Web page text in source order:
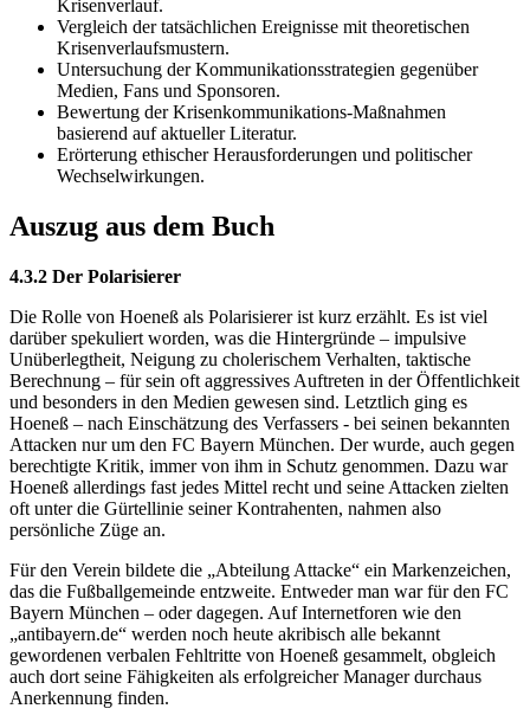
Krisenverlauf.
Vergleich der tatsächlichen Ereignisse mit theoretischen
Krisenverlaufsmustern.
Untersuchung der Kommunikationsstrategien gegenüber
Medien, Fans und Sponsoren.
Bewertung der Krisenkommunikations-Maßnahmen
basierend auf aktueller Literatur.
Erörterung ethischer Herausforderungen und politischer
Wechselwirkungen.
Auszug aus dem Buch
4.3.2 Der Polarisierer
Die Rolle von Hoeneß als Polarisierer ist kurz erzählt. Es ist viel
darüber spekuliert worden, was die Hintergründe – impulsive
Unüberlegtheit, Neigung zu cholerischem Verhalten, taktische
Berechnung – für sein oft aggressives Auftreten in der Öffentlichkeit
und besonders in den Medien gewesen sind. Letztlich ging es
Hoeneß – nach Einschätzung des Verfassers - bei seinen bekannten
Attacken nur um den FC Bayern München. Der wurde, auch gegen
berechtigte Kritik, immer von ihm in Schutz genommen. Dazu war
Hoeneß allerdings fast jedes Mittel recht und seine Attacken zielten
oft unter die Gürtellinie seiner Kontrahenten, nahmen also
persönliche Züge an.
Für den Verein bildete die „Abteilung Attacke“ ein Markenzeichen,
das die Fußballgemeinde entzweite. Entweder man war für den FC
Bayern München – oder dagegen. Auf Internetforen wie den
„antibayern.de“ werden noch heute akribisch alle bekannt
gewordenen verbalen Fehltritte von Hoeneß gesammelt, obgleich
auch dort seine Fähigkeiten als erfolgreicher Manager durchaus
Anerkennung finden.